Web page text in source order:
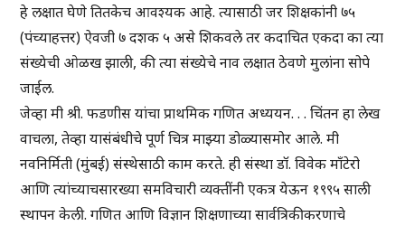
हे लक्षात घेणे तितकेच आवश्यक आहे. त्यासाठी जर शिक्षकांनी ७५
(पंच्याहत्तर) ऐवजी ७ दशक ५ असे शिकवले तर कदाचित एकदा का त्या
संख्येची ओळख झाली, की त्या संख्येचे नाव लक्षात ठेवणे मुलांना सोपे
जाईल.
जेव्हा मी श्री. फडणीस यांचा प्राथमिक गणित अध्ययन. . . चिंतन हा लेख
वाचला, तेव्हा यासंबंधीचे पूर्ण चित्र माझ्या डोळ्यासमोर आले. मी
नवनिर्मिती (मुंबई) संस्थेसाठी काम करते. ही संस्था डॉ. विवेक माँटेरो
आणि त्यांच्याचसारख्या समविचारी व्यक्तींनी एकत्र येऊन १९९५ साली
स्थापन केली. गणित आणि विज्ञान शिक्षणाच्या सार्वत्रिकीकरणाचे